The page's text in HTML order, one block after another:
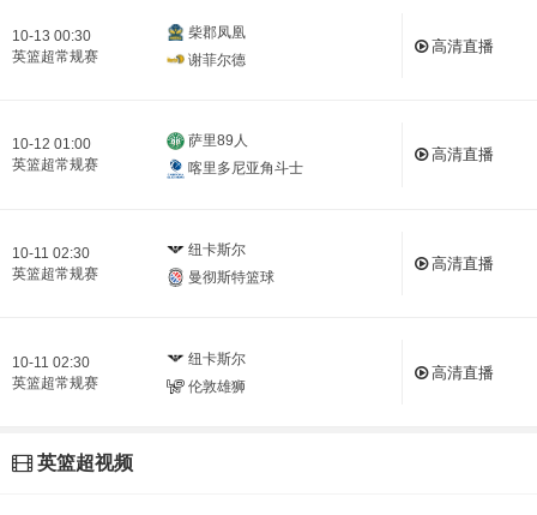
10-13 00:30
英篮超常规赛
柴郡凤凰
谢菲尔德
高清直播
10-12 01:00
英篮超常规赛
萨里89人
喀里多尼亚角斗士
高清直播
10-11 02:30
英篮超常规赛
纽卡斯尔
曼彻斯特篮球
高清直播
10-11 02:30
英篮超常规赛
纽卡斯尔
伦敦雄狮
高清直播
英篮超视频